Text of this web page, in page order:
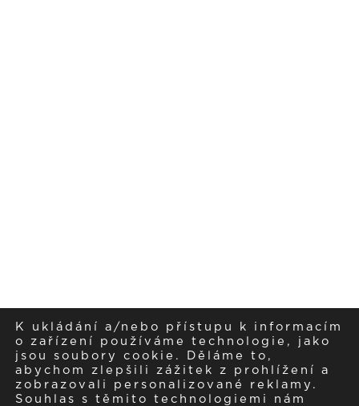
K ukládání a/nebo přístupu k informacím
o zařízení používáme technologie, jako
jsou soubory cookie. Děláme to,
abychom zlepšili zážitek z prohlížení a
zobrazovali personalizované reklamy.
Souhlas s těmito technologiemi nám